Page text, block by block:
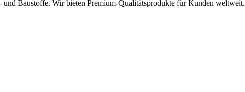
und Baustoffe. Wir bieten Premium-Qualitätsprodukte für Kunden weltweit.